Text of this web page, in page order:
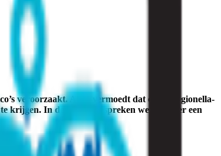
veroorzaakt. Als u vermoedt dat er een legionella-
krijgen. In deze blog bespreken we wanneer een